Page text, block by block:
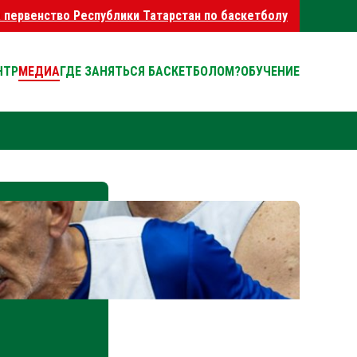
первенство Республики Татарстан по баскетболу
МЕДИАГДЕ ЗАНЯТЬСЯ БАСКЕТБОЛОМ?ОБУЧЕНИЕ